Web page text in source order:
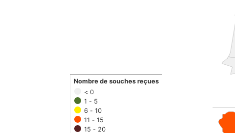
< 0
1 - 5
6 - 10
11 - 15
15 - 20
Nombre de souches reçues